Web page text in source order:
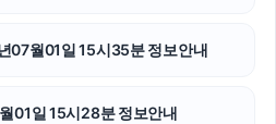
흥신소
용인하수구막힘
07월01일 15시35분 정보안내
01일 15시28분 정보안내